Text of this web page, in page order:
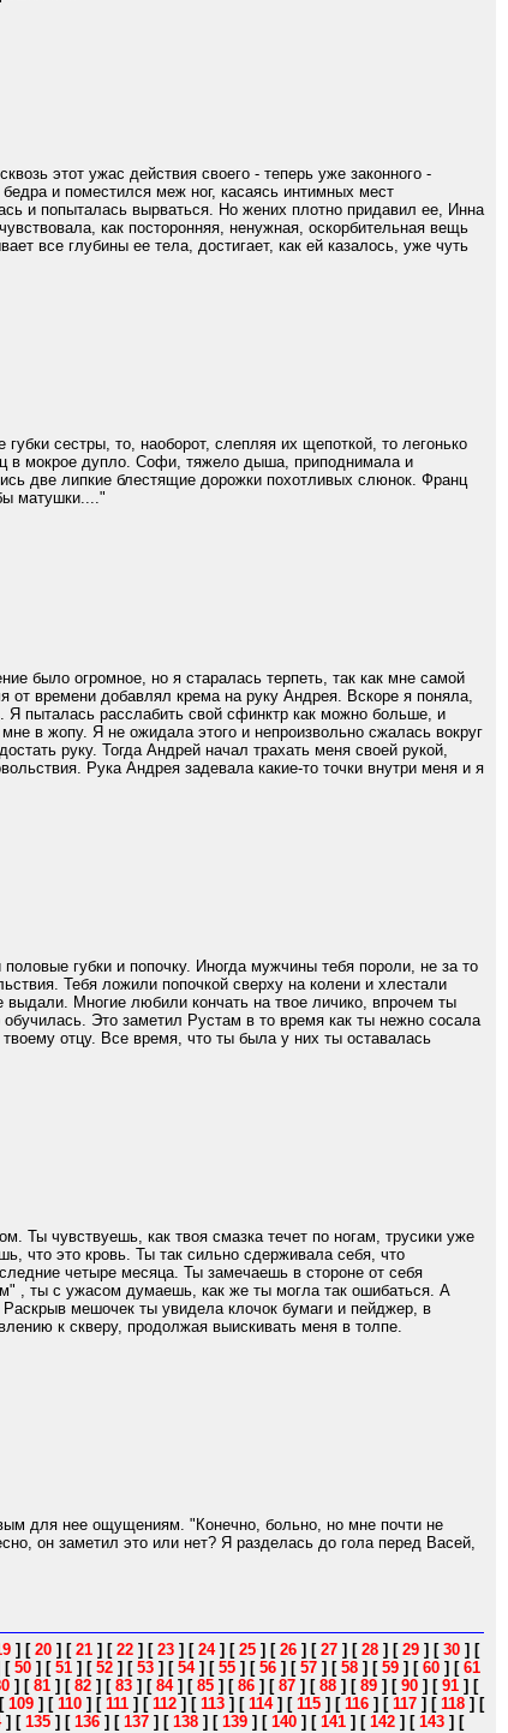
этот ужас действия своего - теперь уже законного -
и поместился меж ног, касаясь интимных мест
и попыталась вырваться. Но жених плотно придавил ее, Инна
как посторонняя, ненужная, оскорбительная вещь
все глубины ее тела, достигает, как ей казалось, уже чуть
сестры, то, наоборот, слепляя их щепоткой, то легонько
в мокрое дупло. Софи, тяжело дыша, приподнимала и
две липкие блестящие дорожки похотливых слюнок. Франц
матушки...."
было огромное, но я старалась терпеть, так как мне самой
от времени добавлял крема на руку Андрея. Вскоре я поняла,
пыталась расслабить свой сфинктр как можно больше, и
в жопу. Я не ожидала этого и непроизвольно сжалась вокруг
руку. Тогда Андрей начал трахать меня своей рукой,
Рука Андрея задевала какие-то точки внутри меня и я
губки и попочку. Иногда мужчины тебя пороли, не за то
Тебя ложили попочкой сверху на колени и хлестали
Многие любили кончать на твое личико, впрочем ты
Это заметил Рустам в то время как ты нежно сосала
отцу. Все время, что ты была у них ты оставалась
Ты чувствуешь, как твоя смазка течет по ногам, трусики уже
что это кровь. Ты так сильно сдерживала себя, что
четыре месяца. Ты замечаешь в стороне от себя
, ты с ужасом думаешь, как же ты могла так ошибаться. А
мешочек ты увидела клочок бумаги и пейджер, в
к скверу, продолжая выискивать меня в толпе.
для нее ощущениям. "Конечно, больно, но мне почти не
он заметил это или нет? Я разделась до гола перед Васей,
] [ 20 ] [ 21 ] [ 22 ] [ 23 ] [ 24] [ 25 ] [ 26 ] [ 27 ] [ 28 ] [ 29 ] [ 30 ] [
[ 50 ] [ 51 ] [ 52 ] [ 53 ] [ 54] [ 55 ] [ 56 ] [ 57 ] [ 58 ] [ 59 ] [ 60 ] [ 61
] [ 81 ] [ 82 ] [ 83 ] [ 84] [ 85 ] [ 86 ] [ 87 ] [ 88 ] [ 89 ] [ 90 ] [ 91 ] [
[ 109 ] [ 110 ] [ 111 ] [ 112 ] [ 113 ] [ 114] [ 115 ] [ 116 ] [ 117 ] [ 118 ] [
] [ 135 ] [ 136 ] [ 137 ] [ 138 ] [ 139 ] [ 140 ] [ 141 ] [ 142 ] [ 143 ] [